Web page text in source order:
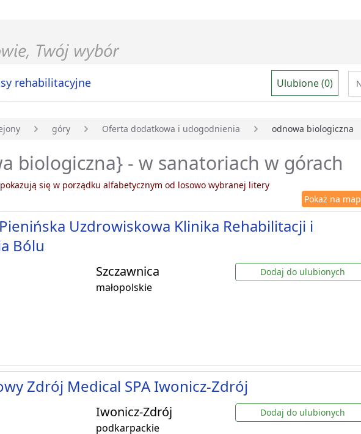
rehabilitacyjne Ulubione (0)
góry Oferta dodatkowa i udogodnienia odnowa biologiczna
biologiczna} - w sanatoriach w górach
się w porządku alfabetycznym od losowo wybranej litery
Pokaż na
Pienińska Uzdrowiskowa Klinika Rehabilitacji i
Bólu
Szczawnica
małopolskie
Dodaj do ulubionych
Zdrój Medical SPA Iwonicz-Zdrój
Iwonicz-Zdrój
podkarpackie
Dodaj do ulubionych